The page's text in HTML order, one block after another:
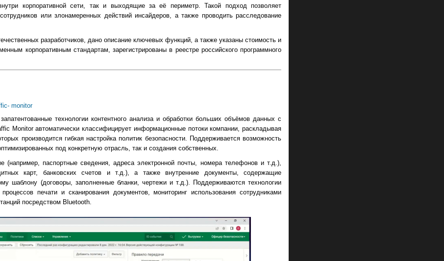
корпоративной сети, так и выходящие за её периметр. Такой подход позволяет
или злонамеренных действий инсайдеров, а также проводить расследование
разработчиков, дано описание ключевых функций, а также указаны стоимость и
корпоративным стандартам, зарегистрированы в реестре российского программного
monitor
технологии контентного анализа и обработки больших объёмов данных с
Monitor автоматически классифицирует информационные потоки компании, раскладывая
производится гибкая настройка политик безопасности. Поддерживается возможность
под конкретную отрасль, так и создания собственных.
(например, паспортные сведения, адреса электронной почты, номера телефонов и т.д.),
карт, банковских счетов и т.д.), а также внутренние документы, содержащие
шаблону (договоры, заполненные бланки, чертежи и т.д.). Поддерживаются технологии
печати и сканирования документов, мониторинг использования сотрудниками
посредством Bluetooth.